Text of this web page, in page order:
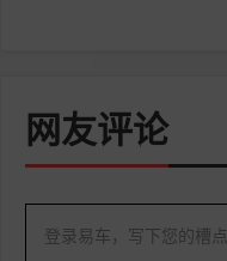
网友评论
登录易车，写下您的槽点